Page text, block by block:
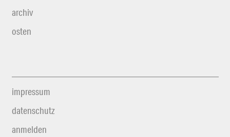
archiv
osten
impressum
datenschutz
anmelden